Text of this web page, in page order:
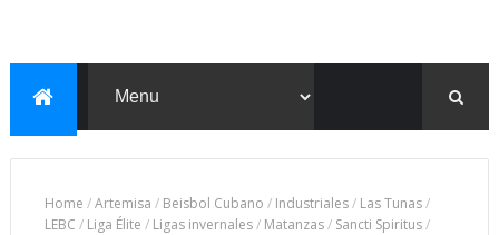
Home /Artemisa / Beisbol Cubano / Industriales/ Las Tunas/
LEBC / Liga Élite / Ligas invernales/ Matanzas/ Sancti Spiritus/